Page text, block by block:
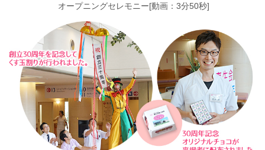
オープニングセレモニー[動画：3分50秒]